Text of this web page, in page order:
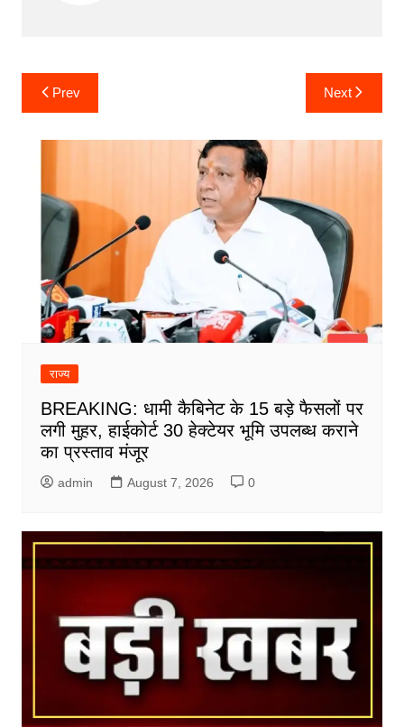
Post
navigation
Prev Next
राज्य
BREAKING: धामी कैबिनेट के 15 बड़े फैसलों पर
लगी मुहर, हाईकोर्ट 30 हेक्टेयर भूमि उपलब्ध कराने
का प्रस्ताव मंजूर
admin August 7, 2026 0